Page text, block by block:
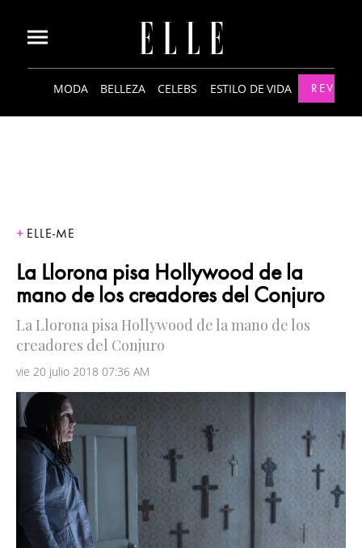
MODA BELLEZA CELEBS ESTILO DE VIDA
ELLE-ME
La Llorona pisa Hollywood de la
mano de los creadores del Conjuro
La Llorona pisa Hollywood de la mano de los
creadores del Conjuro
vie 20 julio 2018 07:36 AM